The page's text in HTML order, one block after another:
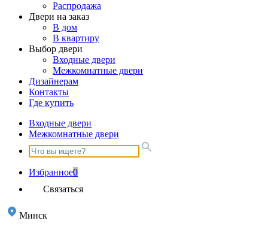
Распродажа
Двери на заказ
В дом
В квартиру
Выбор двери
Входные двери
Межкомнатные двери
Дизайнерам
Контакты
Где купить
Входные двери
Межкомнатные двери
Избранное0
Связаться
Минск